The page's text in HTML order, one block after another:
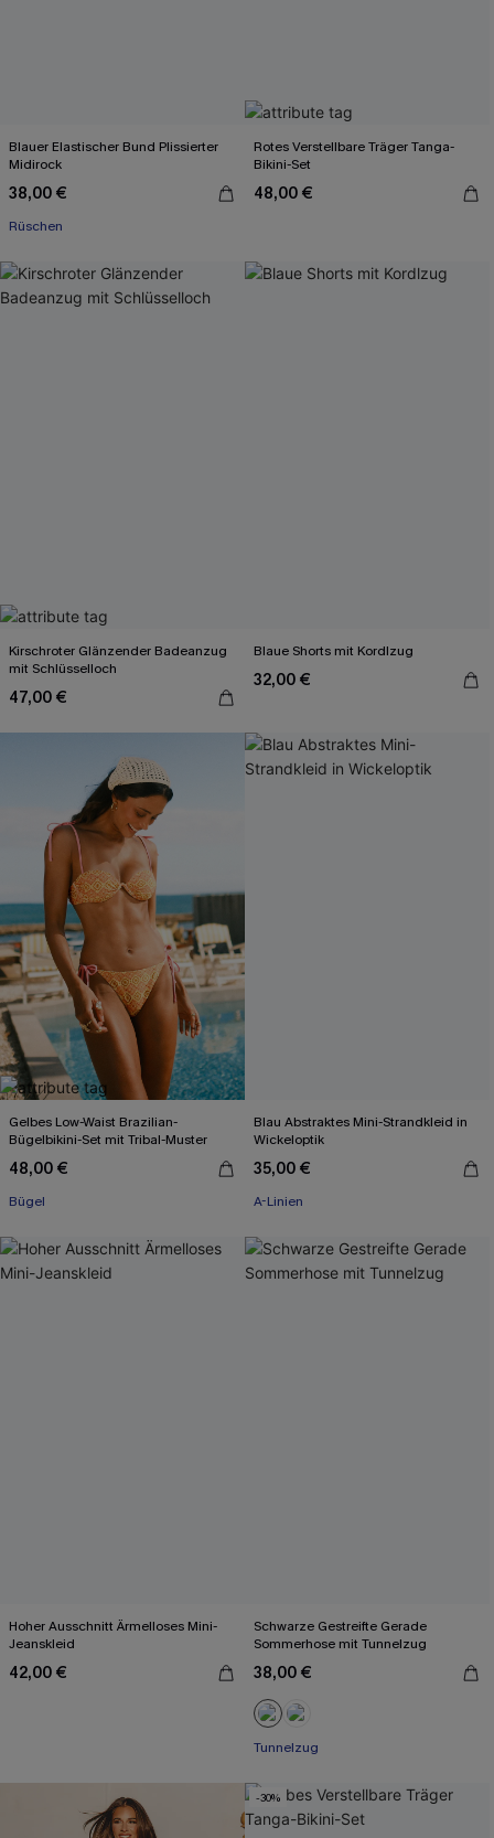
Blauer Elastischer Bund Plissierter
Midirock
38,00 €
Rüschen
Rotes Verstellbare Träger Tanga-
Bikini-Set
48,00 €
Kirschroter Glänzender Badeanzug
mit Schlüsselloch
47,00 €
Blaue Shorts mit Kordlzug
32,00 €
Gelbes Low-Waist Brazilian-
Bügelbikini-Set mit Tribal-Muster
48,00 €
Bügel
Blau Abstraktes Mini-Strandkleid in
Wickeloptik
35,00 €
A-Linien
Hoher Ausschnitt Ärmelloses Mini-
Jeanskleid
42,00 €
Schwarze Gestreifte Gerade
Sommerhose mit Tunnelzug
38,00 €
Tunnelzug
-30%